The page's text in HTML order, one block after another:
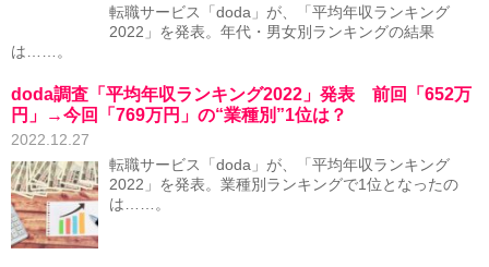
転職サービス「doda」が、「平均年収ランキング
2022」を発表。年代・男女別ランキングの結果
は……。
doda調査「平均年収ランキング2022」発表 前回「652万
円」→今回「769万円」の“業種別”1位は？
2022.12.27
転職サービス「doda」が、「平均年収ランキング
2022」を発表。業種別ランキングで1位となったの
は……。